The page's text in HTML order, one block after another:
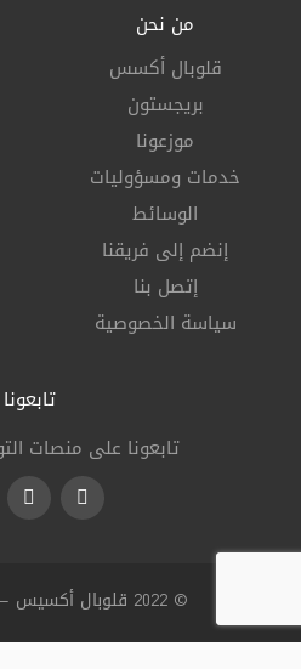
من نحن
قلوبال أكسس
بريجستون
موزعونا
خدمات ومسؤوليات
الوسائط
إنضم إلى فريقنا
إتصل بنا
سياسة الخصوصية
تابعونا
تابعونا على منصات
Facebook
© 2022 قلوبال أكسيس — تصميم